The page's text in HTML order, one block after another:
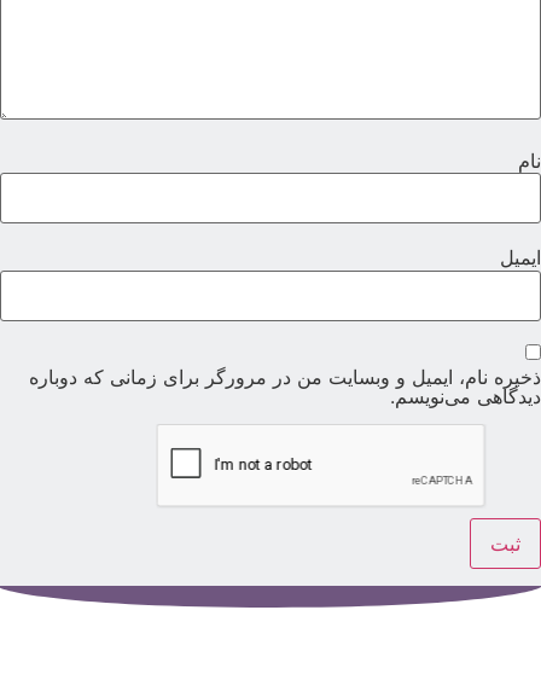
نام
ایمیل
ذخیره نام، ایمیل و وبسایت من در مرورگر برای زمانی که دوباره
دیدگاهی می‌نویسم.